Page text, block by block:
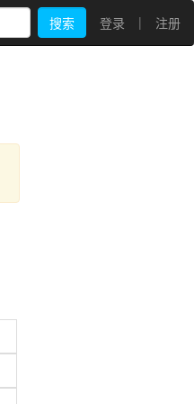
搜索 登录 | 注册